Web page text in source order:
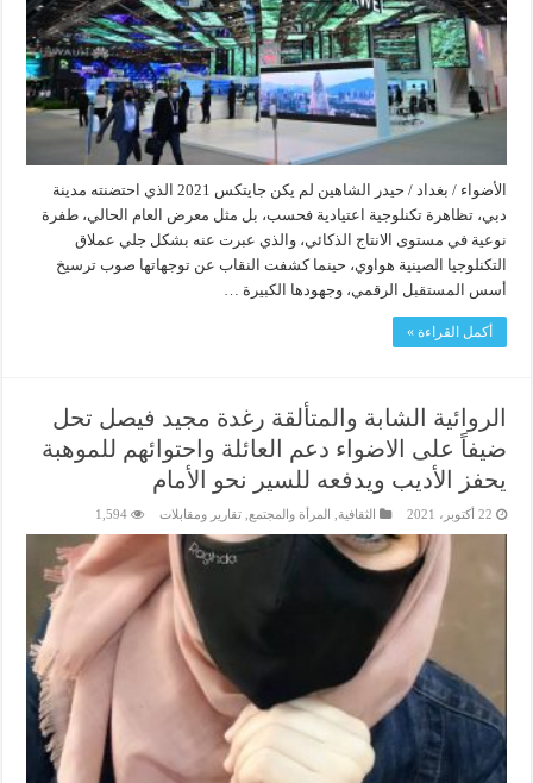
الأضواء / بغداد / حيدر الشاهين لم يكن جايتكس 2021 الذي احتضنته مدينة
دبي، تظاهرة تكنلوجية اعتيادية فحسب، بل مثل معرض العام الحالي، طفرة
نوعية في مستوى الانتاج الذكائي، والذي عبرت عنه بشكل جلي عملاق
التكنلوجيا الصينية هواوي، حينما كشفت النقاب عن توجهاتها صوب ترسيخ
أسس المستقبل الرقمي، وجهودها الكبيرة …
أكمل القراءة »
الروائية الشابة والمتألقة رغدة مجيد فيصل تحل
ضيفاً على الاضواء دعم العائلة واحتوائهم للموهبة
يحفز الأديب ويدفعه للسير نحو الأمام
22 أكتوبر، 2021 الثقافية المرأة والمجتمع ,تقارير ومقابلات 1,594